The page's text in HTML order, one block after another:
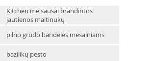
Kitchen me sausai brandintos
jautienos maltinukų
pilno grūdo bandelės mėsainiams
bazilikų pesto